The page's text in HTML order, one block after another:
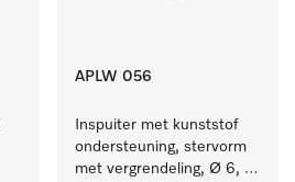
APLW 056
Inspuiter met kunststof
ondersteuning, stervorm
met vergrendeling, Ø 6,